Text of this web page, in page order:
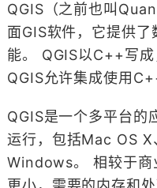
QGIS（之前也叫
面GIS软件，它提供
能。 QGIS以C++写成
QGIS允许集成使用
QGIS是一个多平台的
运行，包括Mac OS
Windows。 相较于商